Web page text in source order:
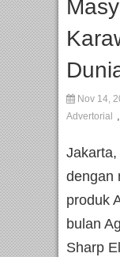
Nov 14,
Advertorial
,
dengan
produk
bulan
Sharp